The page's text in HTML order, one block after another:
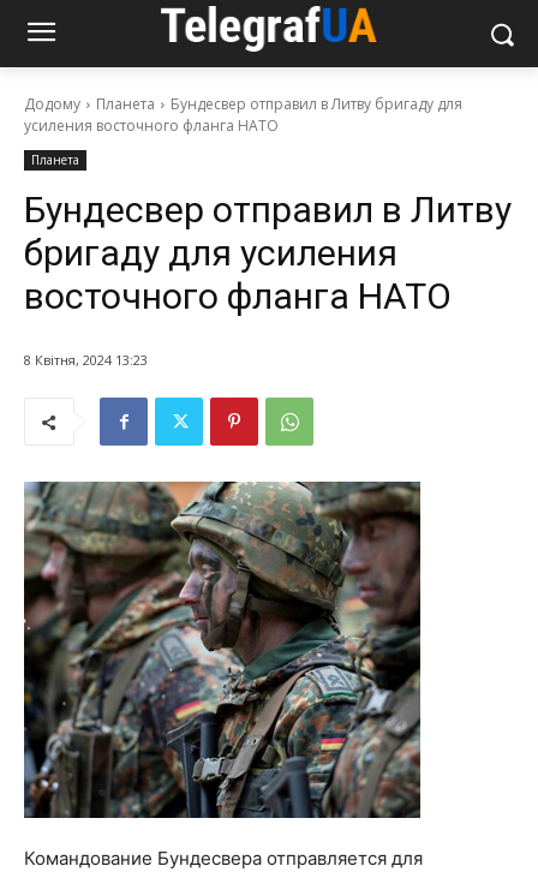
Додому Планета
Бундесвер отправил в Литву бригаду для
усиления восточного фланга НАТО
Планета
Бундесвер отправил в Литву
бригаду для усиления
восточного фланга НАТО
8 Квітня, 2024 13:23
Командование Бундесвера отправляется для